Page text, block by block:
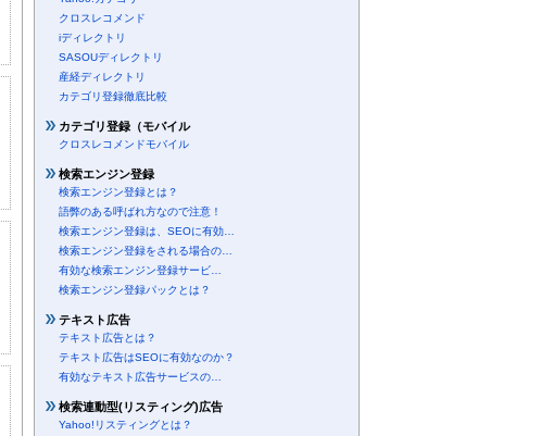
クロスレコメンド
iディレクトリ
SASOUディレクトリ
産経ディレクトリ
カテゴリ登録徹底比較
カテゴリ登録（モバイル
クロスレコメンドモバイル
検索エンジン登録
検索エンジン登録とは？
語弊のある呼ばれ方なので注意！
検索エンジン登録は、SEOに有効…
検索エンジン登録をされる場合の…
有効な検索エンジン登録サービ…
検索エンジン登録パックとは？
テキスト広告
テキスト広告とは？
テキスト広告はSEOに有効なのか？
有効なテキスト広告サービスの…
検索連動型(リスティング)広告
Yahoo!リスティングとは？